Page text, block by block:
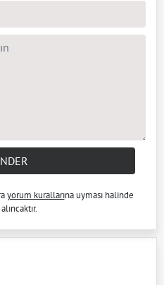
yorum kurallarına uyması halinde